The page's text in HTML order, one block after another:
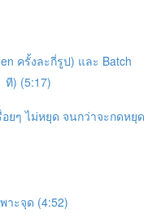
ครั้งละกี่รูป) และ Batch
ที) (5:17)
ยๆ ไม่หยุด จนกว่าจะกดหยุด
าะจุด (4:52)